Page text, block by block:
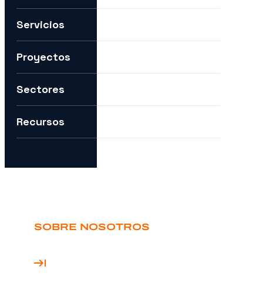
¿Cómo puedo preparar mi estrategia digital para el futuro?
Servicios
Proyectos
Sectores
Recursos
SOBRE NOSOTROS